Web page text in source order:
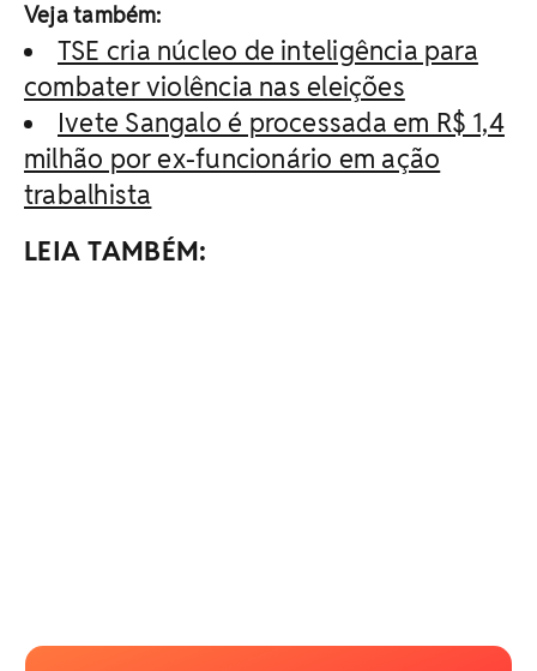
Veja também:
TSE cria núcleo de inteligência para
combater violência nas eleições
Ivete Sangalo é processada em R$ 1,4
milhão por ex-funcionário em ação
trabalhista
LEIA TAMBÉM: